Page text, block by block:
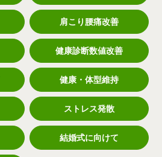
肩こり腰痛改善
健康診断数値改善
健康・体型維持
ストレス発散
結婚式に向けて